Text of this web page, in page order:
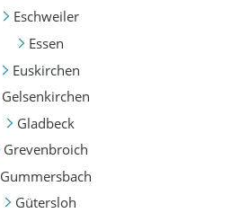
Eschweiler
Essen
Euskirchen
Gelsenkirchen
Gladbeck
Grevenbroich
Gummersbach
Gütersloh